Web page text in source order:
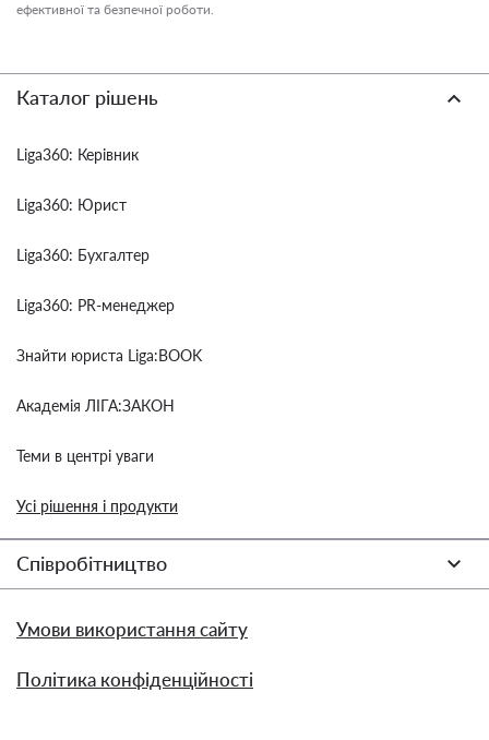
ефективної та безпечної роботи.
Каталог рішень
Liga360: Керівник
Liga360: Юрист
Liga360: Бухгалтер
Liga360: PR-менеджер
Знайти юриста Liga:BOOK
Академія ЛІГА:ЗАКОН
Теми в центрі уваги
Усі рішення і продукти
Співробітництво
Умови використання сайту
Політика конфіденційності